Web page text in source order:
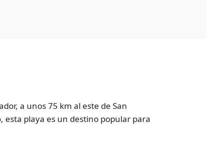
a unos 75 km al este de San
esta playa es un destino popular para